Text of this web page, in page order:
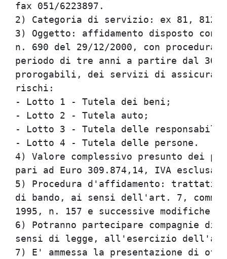
fax
2) Categoria di
3) Oggetto: affidamento
n. 690 del 29/12/2000, con
periodo di tre anni a
prorogabili, dei servizi di
- Lotto 1 -
- Lotto 2 -
- Lotto 3 - Tutela
- Lotto 4 -
4) Valore complessivo
pari ad Euro
5) Procedura d'affidamento:
di bando, ai sensi dell'art. 7,
1995, n. 157 e
6) Potranno partecipare
sensi di legge, all'esercizio
7) E' ammessa la